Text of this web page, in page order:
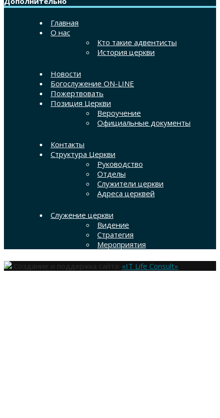
Главная
О нас
Кто такие адвентисты
История церкви
Новости
Богослужение ON-LINE
Пожертвовать
Позиция Церкви
Вероучение
Официальные документы
Контакты
Структура Церкви
Руководство
Отделы
Служители церкви
Адреса церквей
Служение церкви
Видение
Стратегия
Мероприятия
Создание и поддержка сайта: «IT Life Consult»